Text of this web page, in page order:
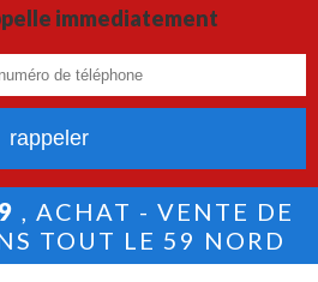
immediatement
, ACHAT - VENTE DE
TOUT LE 59 NORD